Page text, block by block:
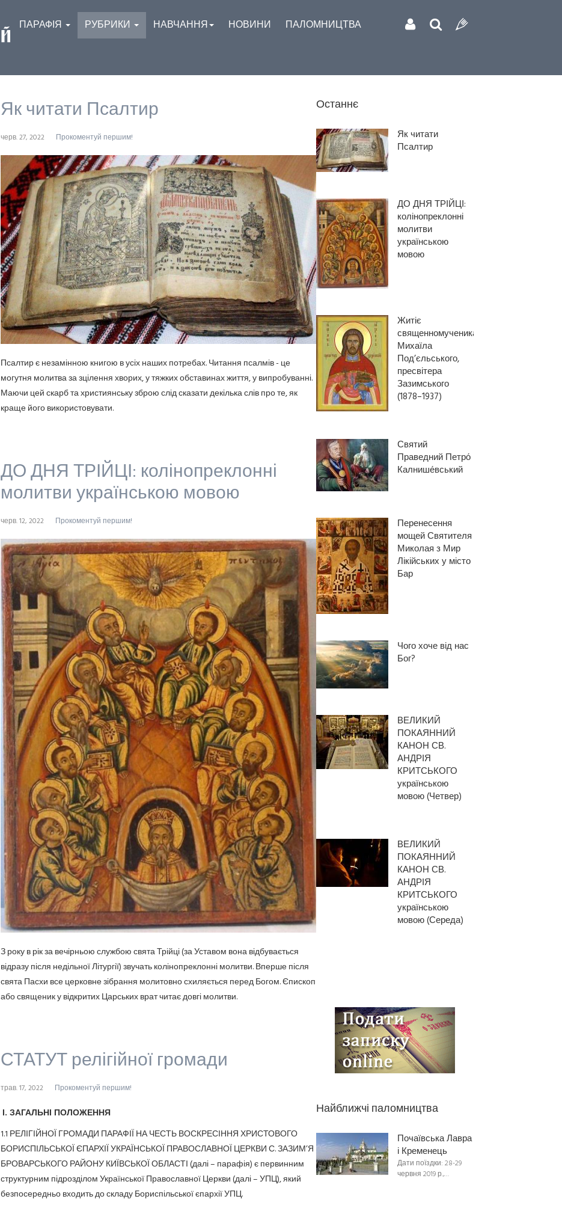
ПАРАФІЯ РУБРИКИ НАВЧАННЯ НОВИНИ ПАЛОМНИЦТВА
Як читати Псалтир
черв. 27, 2022 Прокоментуй першим!
Псалтир є незамінною книгою в усіх наших потребах. Читання псалмів - це
могутня молитва за зцілення хворих, у тяжких обставинах життя, у випробуванні.
Маючи цей скарб та християнську зброю слід сказати декілька слів про те, як
краще його використовувати.
ДО ДНЯ ТРІЙЦІ: колінопреклонні
молитви українською мовою
черв. 12, 2022 Прокоментуй першим!
З року в рік за вечірньою службою свята Трійці (за Уставом вона відбувається
відразу після недільної Літургії) звучать колінопреклонні молитви. Вперше після
свята Пасхи все церковне зібрання молитовно схиляється перед Богом. Єпископ
або священик у відкритих Царських врат читає довгі молитви.
СТАТУТ релігійної громади
трав. 17, 2022 Прокоментуй першим!
І. ЗАГАЛЬНІ ПОЛОЖЕННЯ
1.1 РЕЛІГІЙНОЇ ГРОМАДИ ПАРАФІЇ НА ЧЕСТЬ ВОСКРЕСІННЯ ХРИСТОВОГО
БОРИСПІЛЬСЬКОЇ ЄПАРХІЇ УКРАЇНСЬКОЇ ПРАВОСЛАВНОЇ ЦЕРКВИ С. ЗАЗИМ’Я
БРОВАРСЬКОГО РАЙОНУ КИЇВСЬКОЇ ОБЛАСТІ (далі – парафія) є первинним
структурним підрозділом Української Православної Церкви (далі – УПЦ), який
безпосередньо входить до складу Бориспільської єпархії УПЦ.
Останнє
Як читати
Псалтир
ДО ДНЯ ТРІЙЦІ:
колінопреклонні
молитви
українською
мовою
Житіє
священномученика
Михаїла
Под’єльського,
пресвітера
Зазимського
(1878–1937)
Святий
Праведний Петро́
Калнише́вський
Перенесення
мощей Святителя
Миколая з Мир
Лікійських у місто
Бар
Чого хоче від нас
Бог?
ВЕЛИКИЙ
ПОКАЯННИЙ
КАНОН СВ.
АНДРІЯ
КРИТСЬКОГО
українською
мовою (Четвер)
ВЕЛИКИЙ
ПОКАЯННИЙ
КАНОН СВ.
АНДРІЯ
КРИТСЬКОГО
українською
мовою (Середа)
Найближчі паломництва
Почаївська Лавра
і Кременець
Дати поїздки: 28-29
червня 2019 р.,…